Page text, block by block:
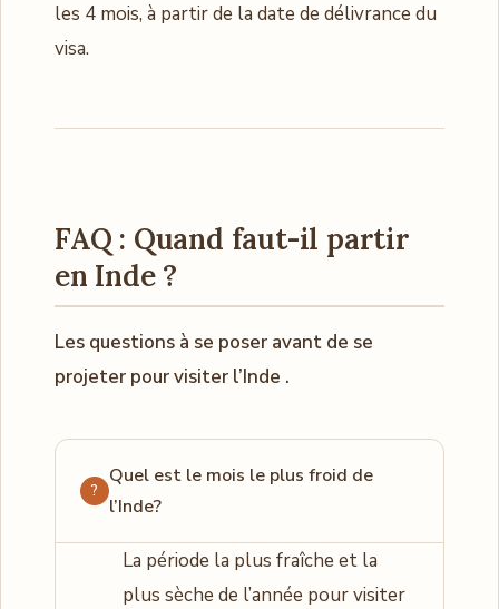
les 4 mois, à partir de la date de délivrance du
visa.
FAQ : Quand faut-il partir
en Inde ?
Les questions à se poser avant de se
projeter pour visiter l’Inde .
Quel est le mois le plus froid de
l’Inde?
La période la plus fraîche et la
plus sèche de l’année pour visiter